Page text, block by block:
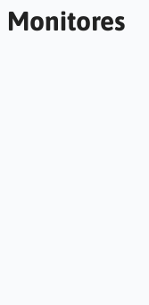
Monitores